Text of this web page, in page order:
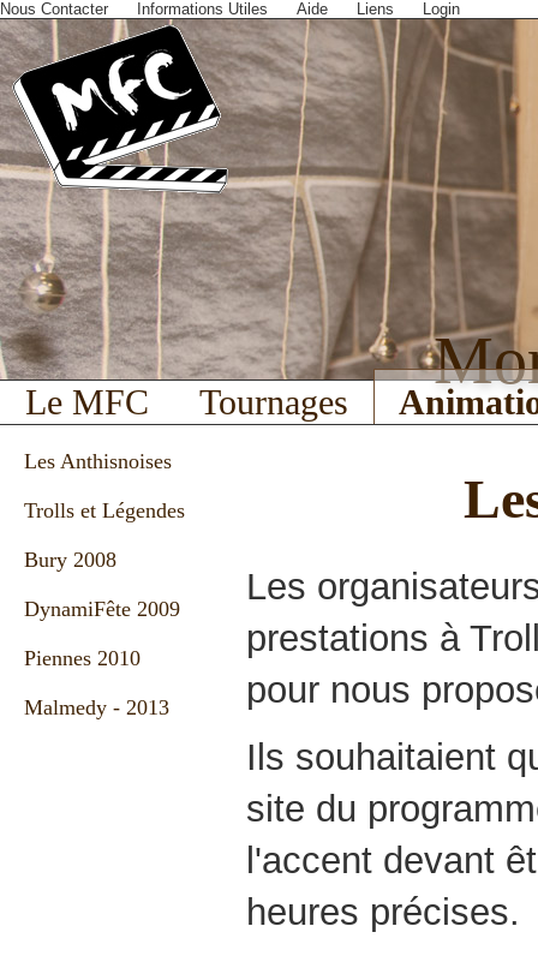
Nous Contacter Informations Utiles Aide Liens Login
Le MFC Tournages
Les Anthisnoises
Trolls et Légendes
Bury 2008
DynamiFête 2009
Piennes 2010
Malmedy - 2013
Les
prestations à
pour nous
Ils souhaitaient
site du
l'accent devant
heures précises.